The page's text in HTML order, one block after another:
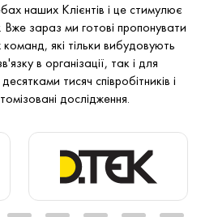
наших Клієнтів і це стимулює
зараз ми готові пропонувати
які тільки вибудовують
в організації, так і для
тисяч співробітників і
дослідження.